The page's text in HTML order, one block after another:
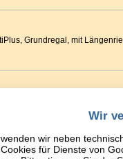
Grundregal, mit
GR / Starterset,
Wir
wir neben
für Dienste von